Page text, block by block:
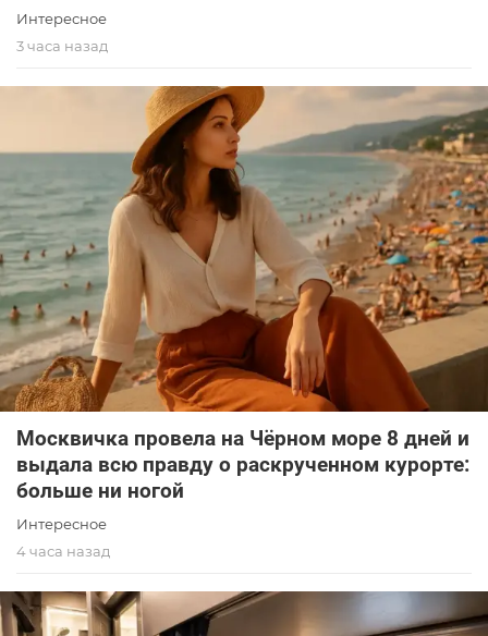
Интересное
3 часа назад
Москвичка провела на Чёрном море 8 дней и
выдала всю правду о раскрученном курорте:
больше ни ногой
Интересное
4 часа назад